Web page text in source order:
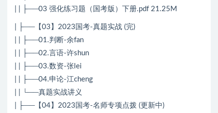
| | ├──03 强化练习题（国考版）下册.pdf 21.25M
| ├──【03】2023国考-真题实战 (完)
| | ├──01.判断-余fan
| | ├──02.言语-许shun
| | ├──03.数资-张lei
| | ├──04.申论-江cheng
| | └──真题实战讲义
| ├──【04】2023国考-名师专项点拨 (更新中)